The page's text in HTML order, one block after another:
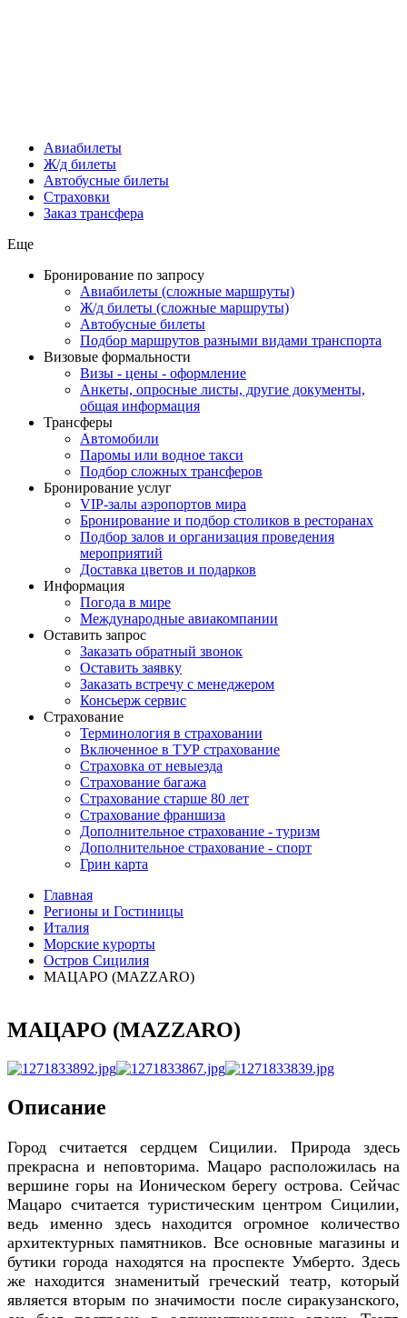
Авиабилеты
Ж/д билеты
Автобусные билеты
Страховки
Заказ трансфера
Еще
Бронирование по запросу
Авиабилеты (сложные маршруты)
Ж/д билеты (сложные маршруты)
Автобусные билеты
Подбор маршрутов разными видами транспорта
Визовые формальности
Визы - цены - оформление
Анкеты, опросные листы, другие документы,
общая информация
Трансферы
Автомобили
Паромы или водное такси
Подбор сложных трансферов
Бронирование услуг
VIP-залы аэропортов мира
Бронирование и подбор столиков в ресторанах
Подбор залов и организация проведения
мероприятий
Доставка цветов и подарков
Информация
Погода в мире
Международные авиакомпании
Оставить запрос
Заказать обратный звонок
Оставить заявку
Заказать встречу с менеджером
Консьерж сервис
Страхование
Терминология в страховании
Включенное в ТУР страхование
Страховка от невыезда
Страхование багажа
Страхование старше 80 лет
Страхование франшиза
Дополнительное страхование - туризм
Дополнительное страхование - спорт
Грин карта
Главная
Регионы и Гостиницы
Италия
Морские курорты
Остров Сицилия
МАЦАРО (MAZZARO)
МАЦАРО (MAZZARO)
Описание
Город считается сердцем Сицилии. Природа здесь
прекрасна и неповторима. Мацаро расположилась на
вершине горы на Ионическом берегу острова. Сейчас
Мацаро считается туристическим центром Сицилии,
ведь именно здесь находится огромное количество
архитектурных памятников. Все основные магазины и
бутики города находятся на проспекте Умберто. Здесь
же находится знаменитый греческий театр, который
является вторым по значимости после сиракузанского,